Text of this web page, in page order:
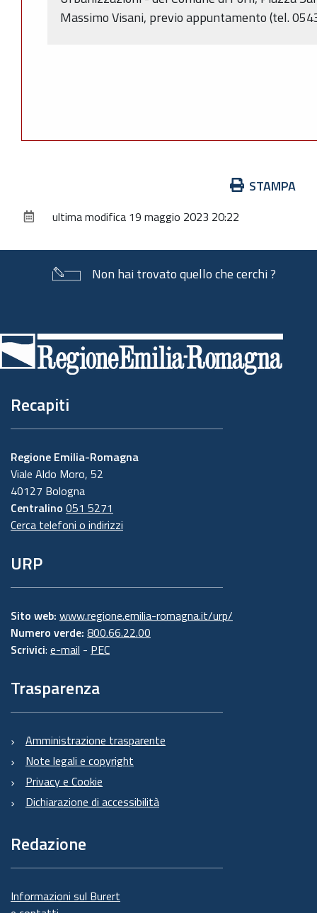
Massimo Visani, previo appuntamento (tel.
documento
STAMPA
ultima modifica 19 maggio 2023 20:22
Non hai trovato quello che cerchi ?
di
pagina
Recapiti
Regione Emilia-Romagna
Viale Aldo Moro, 52
40127 Bologna
Centralino 051 5271
Cerca telefoni o indirizzi
URP
Sito web: www.regione.emilia-romagna.it/urp/
Numero verde: 800.66.22.00
Scrivici: e-mail - PEC
Trasparenza
Amministrazione trasparente
Note legali e copyright
Privacy e Cookie
Dichiarazione di accessibilità
Redazione
Informazioni sul Burert